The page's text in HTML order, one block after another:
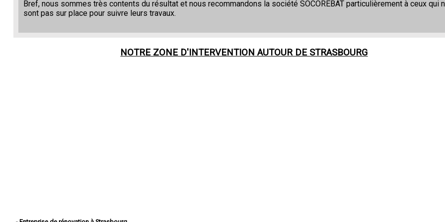
Bref, nous sommes très contents du résultat et nous recommandons la société SOCOREBAT particulièrement à ceux qui
sont pas sur place pour suivre leurs travaux.
NOTRE ZONE D'INTERVENTION AUTOUR DE STRASBOURG